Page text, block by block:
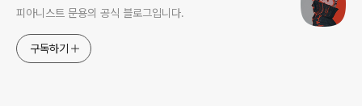
피아니스트 문용의 공식 블로그입니다.
구독하기